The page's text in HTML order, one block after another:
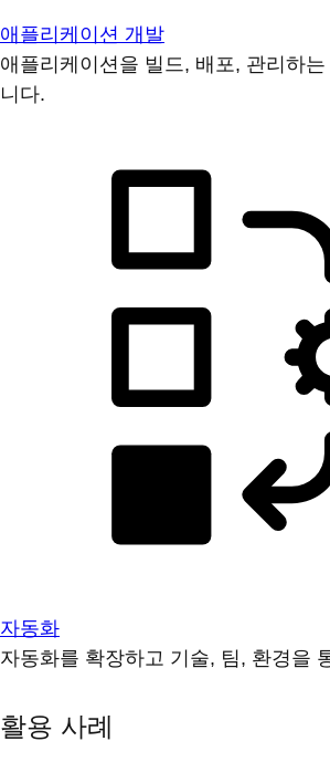
애플리케이션 개발
애플리케이션을 빌드, 배포, 관리하
니다.
자동화
자동화를 확장하고 기술, 팀, 환경을
활용 사례